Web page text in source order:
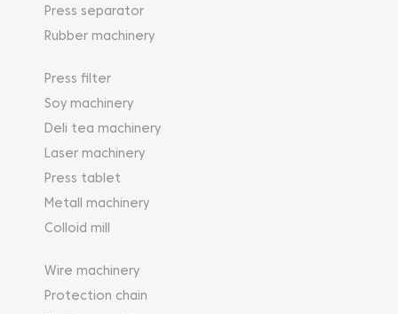
Press separator
Rubber machinery
Press filter
Soy machinery
Deli tea machinery
Laser machinery
Press tablet
Metall machinery
Colloid mill
Wire machinery
Protection chain